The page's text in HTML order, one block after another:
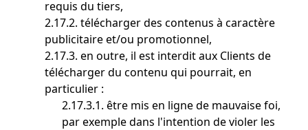
requis du tiers,
2.17.2. télécharger des contenus à caractère
publicitaire et/ou promotionnel,
2.17.3. en outre, il est interdit aux Clients de
télécharger du contenu qui pourrait, en
particulier :
2.17.3.1. être mis en ligne de mauvaise foi,
par exemple dans l'intention de violer les